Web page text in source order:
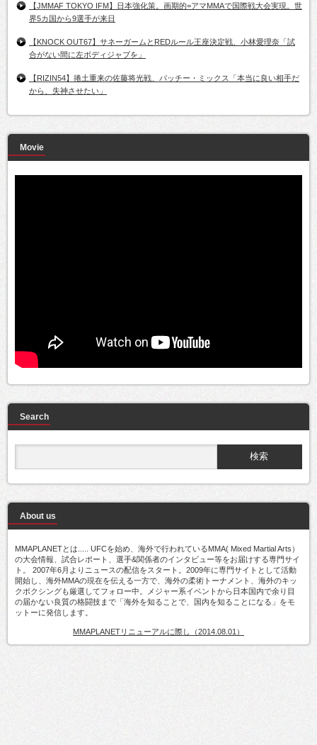
【JMMAF TOKYO IFM】日本強化策。画期的=アマMMAで国際戦大会実現。世
界5カ国から9選手が来日
【KNOCK OUT67】サネーガームとREDルール王座決定戦、小林愛理奈「試
合がない間に左ボディジャブを」
【RIZIN54】捲土重来の佐藤将光戦、パッチー・ミックス「本当に良い相手だ
から、失神させたい」
Movie
Search
About us
MMAPLANETとは..... UFCを始め、海外で行われているMMA( Mixed Martial Arts）
の大会情報、試合レポート、選手&関係者のインタビュー等をお届けする専門サイ
ト。 2007年6月よりニュースの配信をスタート。2009年に専門サイトとして活動
開始し、海外MMAの現在を伝える一方で、海外の柔術トーナメント、海外のキッ
クボクシングも厳選してフォロー中。メジャー系イベントから日本国内で余り目
の届かない良質の格闘技まで「海外を知ることで、国内を知ることになる」をモ
ットーに発信します。
MMAPLANETリニューアルに際し（2014.08.01）